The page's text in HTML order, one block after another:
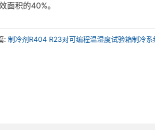
面积的40%。
: 制冷剂R404 R23对可编程温湿度试验箱制冷系